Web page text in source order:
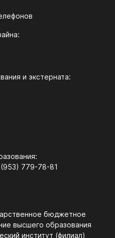
и экстерната:
779-78-81
бюджетное
высшего образования
институт (филиал)